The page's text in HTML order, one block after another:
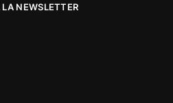
NEWSLETTER